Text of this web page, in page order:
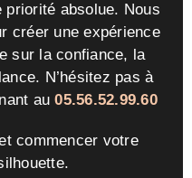
absolue. Nous
créer une expérience
sur la confiance, la
N’hésitez pas à
au05.56.52.99.60
commencer votre